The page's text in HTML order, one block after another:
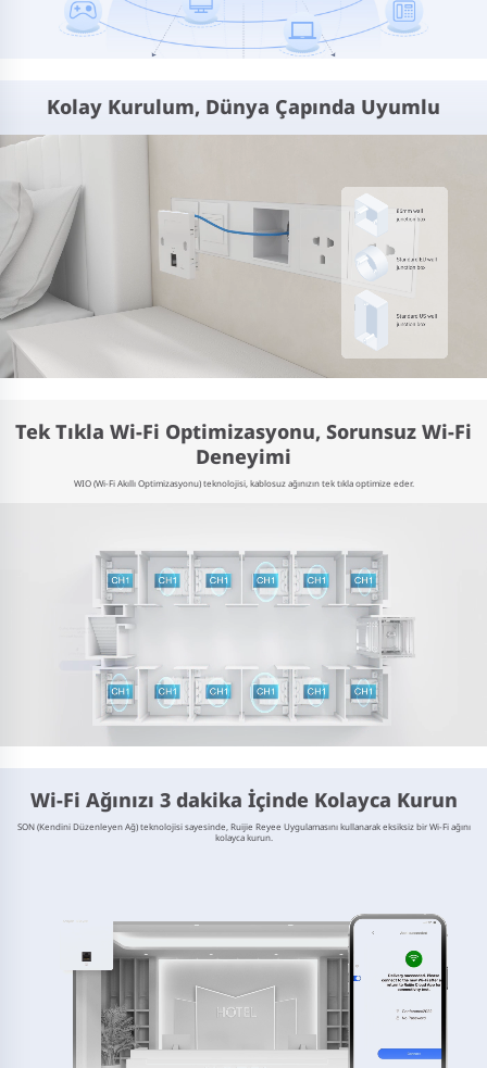
Kolay Kurulum, Dünya Çapında Uyumlu
Tek Tıkla Wi-Fi Optimizasyonu, Sorunsuz Wi-Fi
Deneyimi
WIO (Wi-Fi Akıllı Optimizasyonu) teknolojisi, kablosuz ağınızın tek tıkla optimize eder.
Wi-Fi Ağınızı 3 dakika İçinde Kolayca Kurun
SON (Kendini Düzenleyen Ağ) teknolojisi sayesinde, Ruijie Reyee Uygulamasını kullanarak eksiksiz bir Wi-Fi ağını
kolayca kurun.